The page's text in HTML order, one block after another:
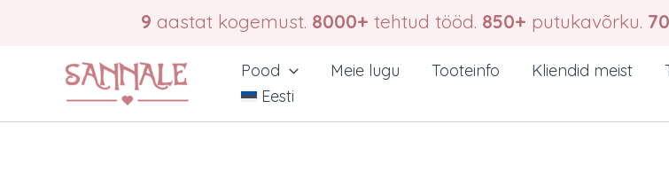
9 aastat kogemust. 8000+ tehtud tööd. 850+ putukavõrku.
Pood Meie lugu Tooteinfo Kliendid meist
Eesti